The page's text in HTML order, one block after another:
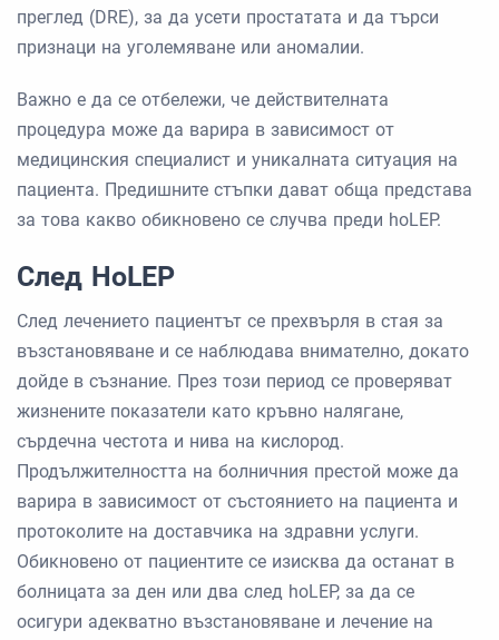
преглед (DRE), за да усети простатата и да търси
признаци на уголемяване или аномалии.
Важно е да се отбележи, че действителната
процедура може да варира в зависимост от
медицинския специалист и уникалната ситуация на
пациента. Предишните стъпки дават обща представа
за това какво обикновено се случва преди hoLEP.
След HoLEP
След лечението пациентът се прехвърля в стая за
възстановяване и се наблюдава внимателно, докато
дойде в съзнание. През този период се проверяват
жизнените показатели като кръвно налягане,
сърдечна честота и нива на кислород.
Продължителността на болничния престой може да
варира в зависимост от състоянието на пациента и
протоколите на доставчика на здравни услуги.
Обикновено от пациентите се изисква да останат в
болницата за ден или два след hoLEP, за да се
осигури адекватно възстановяване и лечение на